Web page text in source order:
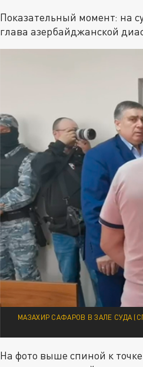
Показательный момент: на
глава азербайджанской
МАЗАХИР САФАРОВ В ЗАЛЕ СУДА
На фото выше спиной к